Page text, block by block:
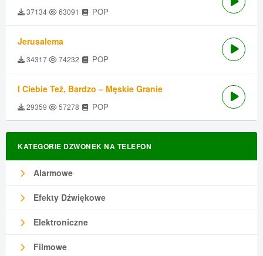
37134 63091 POP
Jerusalema
34317 74232 POP
I Ciebie Też, Bardzo – Męskie Granie
29359 57278 POP
KATEGORIE DZWONEK NA TELEFON
Alarmowe
Efekty Dźwiękowe
Elektroniczne
Filmowe